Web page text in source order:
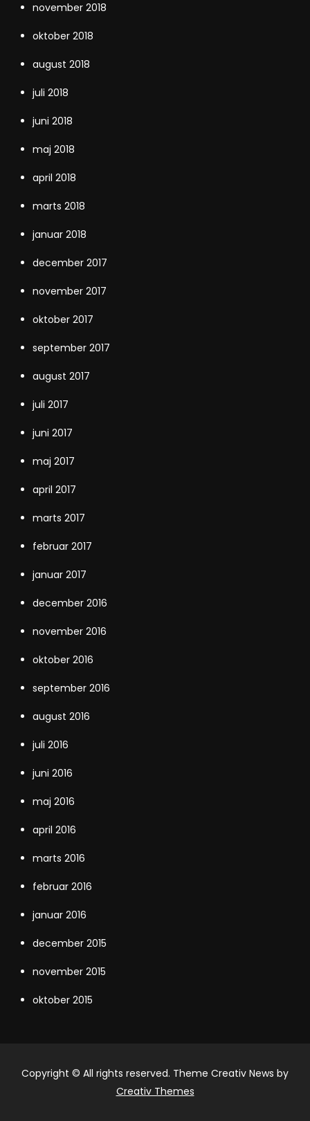
november 2018
oktober 2018
august 2018
juli 2018
juni 2018
maj 2018
april 2018
marts 2018
januar 2018
december 2017
november 2017
oktober 2017
september 2017
august 2017
juli 2017
juni 2017
maj 2017
april 2017
marts 2017
februar 2017
januar 2017
december 2016
november 2016
oktober 2016
september 2016
august 2016
juli 2016
juni 2016
maj 2016
april 2016
marts 2016
februar 2016
januar 2016
december 2015
november 2015
oktober 2015
Copyright © All rights reserved. Theme Creativ News by
Creativ Themes